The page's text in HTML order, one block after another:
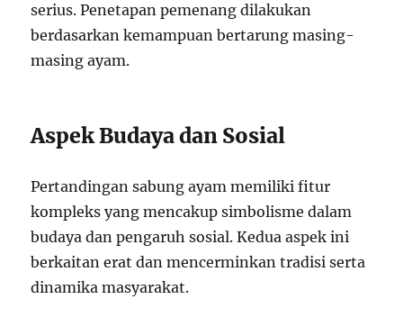
serius. Penetapan pemenang dilakukan
berdasarkan kemampuan bertarung masing-
masing ayam.
Aspek Budaya dan Sosial
Pertandingan sabung ayam memiliki fitur
kompleks yang mencakup simbolisme dalam
budaya dan pengaruh sosial. Kedua aspek ini
berkaitan erat dan mencerminkan tradisi serta
dinamika masyarakat.